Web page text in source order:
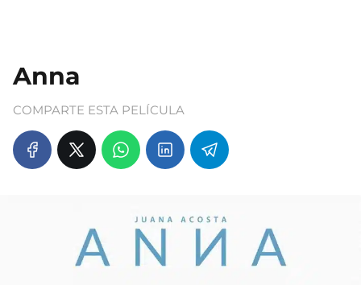
Anna
COMPARTE ESTA PELÍCULA